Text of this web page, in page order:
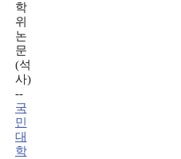
학
위
논
문
(석
사)
--
국
민
대
학